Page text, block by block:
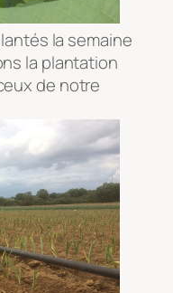
la semaine
la plantation
de notre